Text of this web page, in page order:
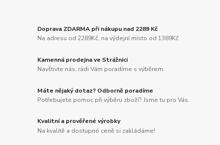
Doprava ZDARMA při nákupu nad 2289 Kč
Na adresu od 2289Kč, na výdejní místo od 1389Kč
Kamenná prodejna ve Strážnici
Navštivte nás, rádi Vám poradíme s výběrem.
Máte nějaký dotaz? Odborně poradíme
Potřebujete pomoc při výběru zboží? Jsme tu pro Vás.
Kvalitní a prověřené výrobky
Na kvalitě a dostupné ceně si zakládáme!